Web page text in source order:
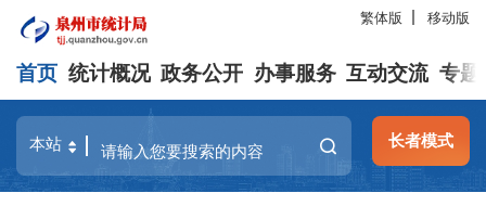
繁体版 移动版
首页 统计概况 政务公开 办事服务 互动交流 专题
长者模式